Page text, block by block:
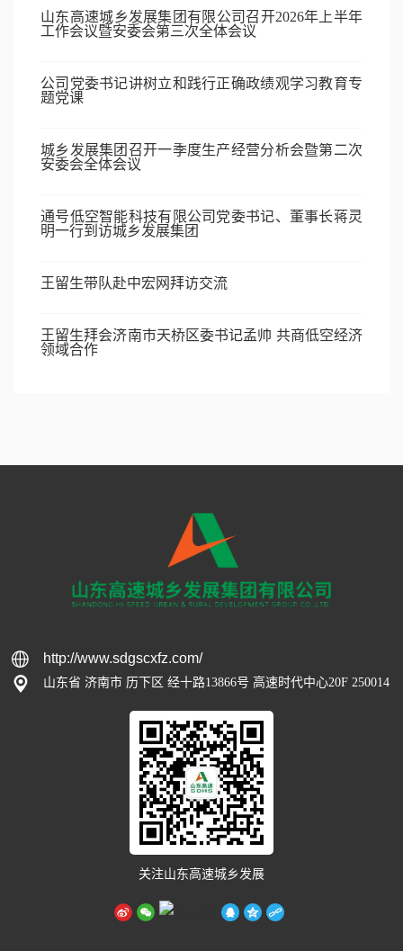
山东高速城乡发展集团有限公司召开2026年上半年
工作会议暨安委会第三次全体会议
公司党委书记讲树立和践行正确政绩观学习教育专
题党课
城乡发展集团召开一季度生产经营分析会暨第二次
安委会全体会议
通号低空智能科技有限公司党委书记、董事长蒋灵
明一行到访城乡发展集团
王留生带队赴中宏网拜访交流
王留生拜会济南市天桥区委书记孟帅 共商低空经济
领域合作
http://www.sdgscxfz.com/
山东省 济南市 历下区 经十路13866号 高速时代中心20F 250014
关注山东高速城乡发展